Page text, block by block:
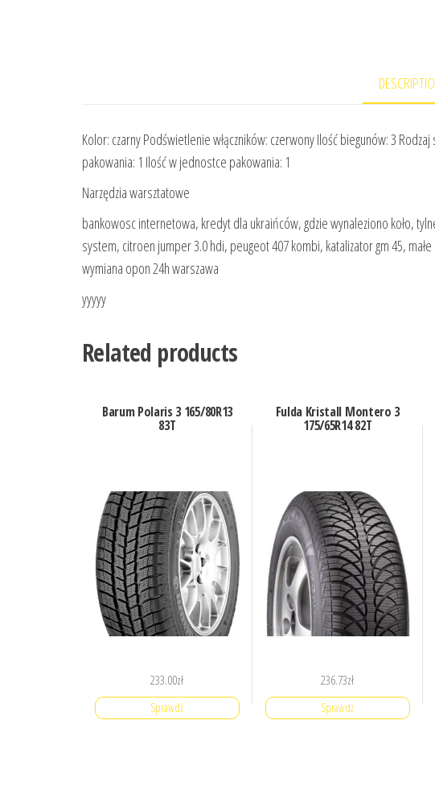
Kolor: czarny Podświetlenie włączników: czerwony Ilość biegunów: 3
pakowania: 1 Ilość w jednostce pakowania: 1
Narzędzia warsztatowe
bankowosc internetowa, kredyt dla ukraińców, gdzie wynaleziono koło,
system, citroen jumper 3.0 hdi, peugeot 407 kombi, katalizator gm 45,
wymiana opon 24h warszawa
yyyyy
Related products
Barum Polaris 3 165/80R13
83T
233.00zł
Sprawdź
Fulda Kristall Montero 3
175/65R14 82T
236.73zł
Sprawdź